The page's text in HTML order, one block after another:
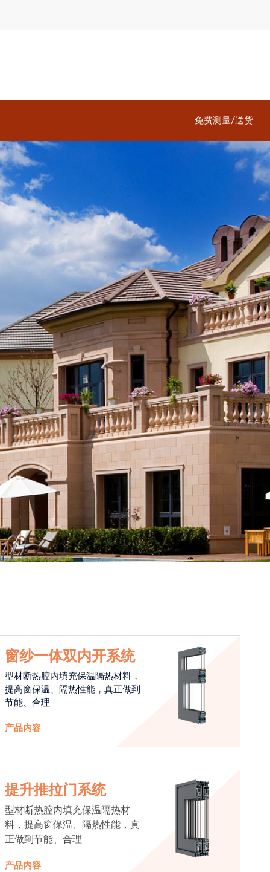
免费测量/送货
窗纱一体双内开系统
型材断热腔内填充保温隔热材料，
提高窗保温、隔热性能，真正做到
节能、合理
产品内容
提升推拉门系统
型材断热腔内填充保温隔热材
料，提高窗保温、隔热性能，真
正做到节能、合理
产品内容